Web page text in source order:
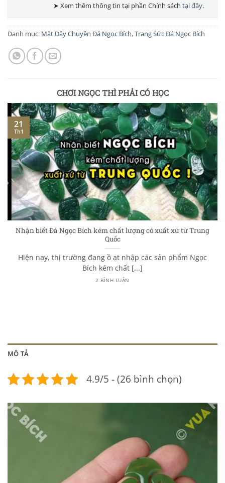
➤ Xem thêm thông tin tại phần Chính sách tại đây.
Danh mục: Mặt Dây Chuyền Đá Ngọc Bích,Trang Sức Đá Ngọc Bích
CHƠI NGỌC THÌ PHẢI CÓ HỌC
Nhận biết Đá Ngọc Bích kém chất lượng có xuất xứ từ Trung
Quốc
Hiện nay, thị trường đang ồ ạt nhập các sản phẩm Ngọc
Bích kém chất [...]
2 BÌNH LUẬN
21
Th1
MÔ TẢ
4.9/5 - (26 bình chọn)